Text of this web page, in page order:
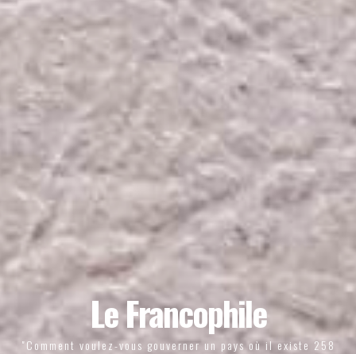
Le Francophile
"Comment voulez-vous gouverner un pays où il existe 258